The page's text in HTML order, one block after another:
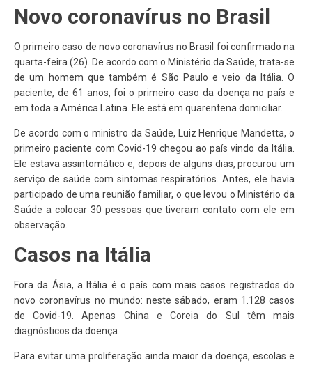
Novo coronavírus no Brasil
O primeiro caso de novo coronavírus no Brasil foi confirmado na
quarta-feira (26). De acordo com o Ministério da Saúde, trata-se
de um homem que também é São Paulo e veio da Itália. O
paciente, de 61 anos, foi o primeiro caso da doença no país e
em toda a América Latina. Ele está em quarentena domiciliar.
De acordo com o ministro da Saúde, Luiz Henrique Mandetta, o
primeiro paciente com Covid-19 chegou ao país vindo da Itália.
Ele estava assintomático e, depois de alguns dias, procurou um
serviço de saúde com sintomas respiratórios. Antes, ele havia
participado de uma reunião familiar, o que levou o Ministério da
Saúde a colocar 30 pessoas que tiveram contato com ele em
observação.
Casos na Itália
Fora da Ásia, a Itália é o país com mais casos registrados do
novo coronavírus no mundo: neste sábado, eram 1.128 casos
de Covid-19. Apenas China e Coreia do Sul têm mais
diagnósticos da doença.
Para evitar uma proliferação ainda maior da doença, escolas e